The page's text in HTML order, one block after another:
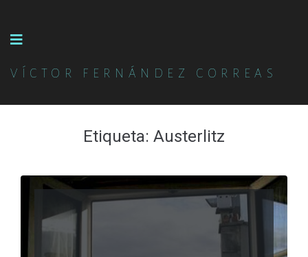
VÍCTOR FERNÁNDEZ CORREAS
Etiqueta: Austerlitz